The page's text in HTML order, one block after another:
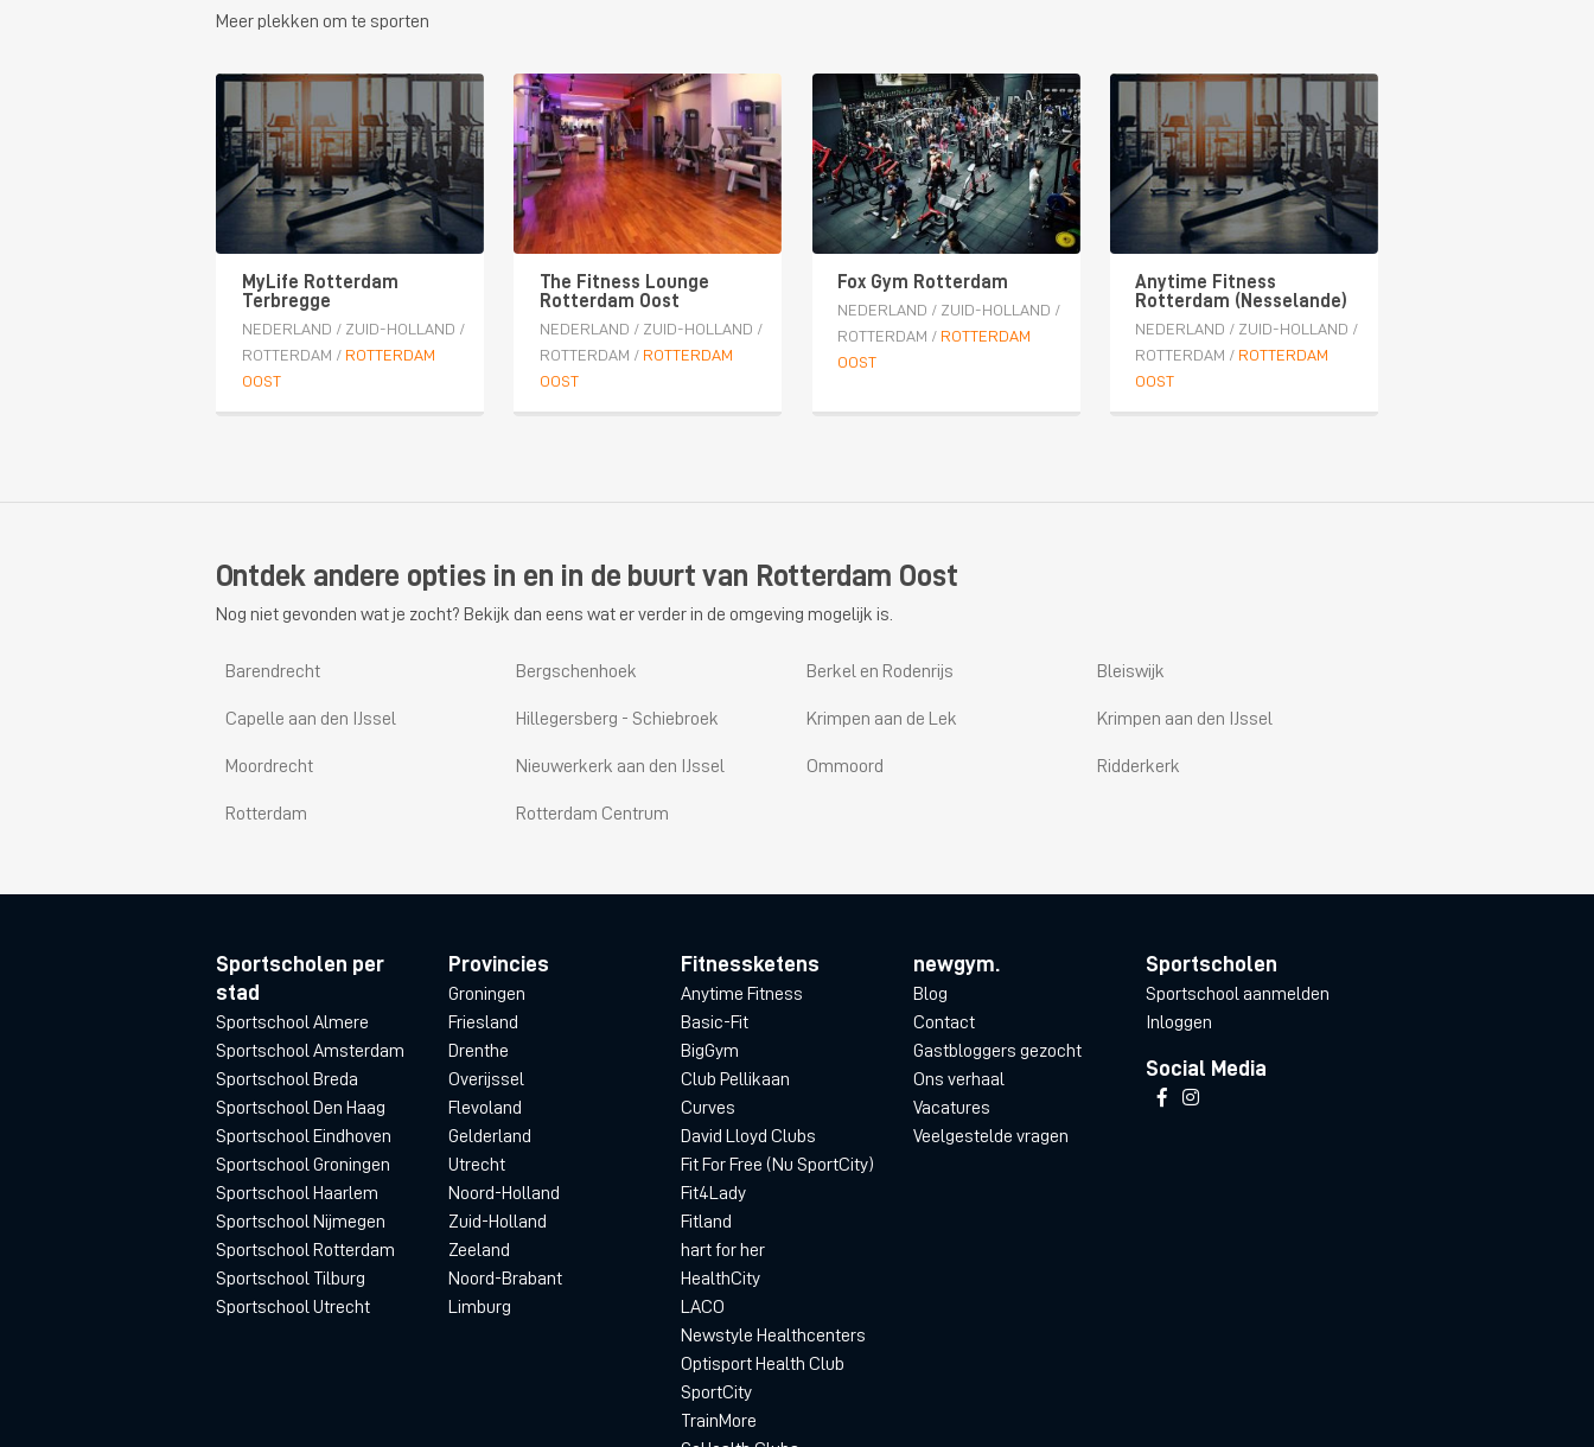
Meer plekken om te sporten
MyLife Rotterdam
Terbregge
NEDERLAND / ZUID-HOLLAND /
ROTTERDAM / ROTTERDAM
OOST
The Fitness Lounge
Rotterdam Oost
NEDERLAND / ZUID-HOLLAND /
ROTTERDAM / ROTTERDAM
OOST
Fox Gym Rotterdam
NEDERLAND / ZUID-HOLLAND /
ROTTERDAM / ROTTERDAM
OOST
Anytime Fitness
Rotterdam (Nesselande)
NEDERLAND / ZUID-HOLLAND /
ROTTERDAM / ROTTERDAM
OOST
Ontdek andere opties in en in de buurt van Rotterdam Oost
Nog niet gevonden wat je zocht? Bekijk dan eens wat er verder in de omgeving mogelijk is.
Barendrecht Bergschenhoek Berkel en Rodenrijs Bleiswijk
Capelle aan den IJssel Hillegersberg - Schiebroek Krimpen aan de Lek Krimpen aan den IJssel
Moordrecht Nieuwerkerk aan den IJssel Ommoord Ridderkerk
Rotterdam Rotterdam Centrum
Sportscholen per
stad
Sportschool Almere
Sportschool Amsterdam
Sportschool Breda
Sportschool Den Haag
Sportschool Eindhoven
Sportschool Groningen
Sportschool Haarlem
Sportschool Nijmegen
Sportschool Rotterdam
Sportschool Tilburg
Sportschool Utrecht
Provincies
Groningen
Friesland
Drenthe
Overijssel
Flevoland
Gelderland
Utrecht
Noord-Holland
Zuid-Holland
Zeeland
Noord-Brabant
Limburg
Fitnessketens
Anytime Fitness
Basic-Fit
BigGym
Club Pellikaan
Curves
David Lloyd Clubs
Fit For Free (Nu SportCity)
Fit4Lady
Fitland
hart for her
HealthCity
LACO
Newstyle Healthcenters
Optisport Health Club
SportCity
TrainMore
newgym.
Blog
Contact
Gastbloggers gezocht
Ons verhaal
Vacatures
Veelgestelde vragen
Sportscholen
Sportschool aanmelden
Inloggen
Social Media